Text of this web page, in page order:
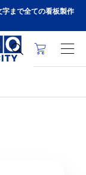
まで全ての看板製作
